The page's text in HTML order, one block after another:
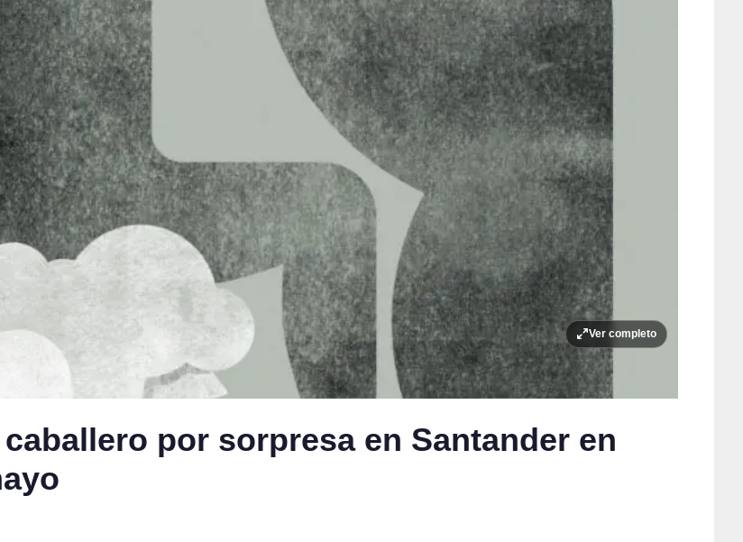
Ver completo
por sorpresa en Santander en